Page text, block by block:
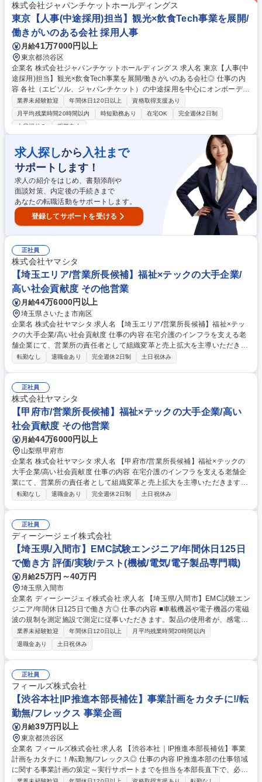
標とした中途採用、新規出店、M&Aの推進■データに基づく業務改善と生
産性向上、新サービスの企画実行■ビジョンの浸透とメンバーの育成・評
価 【業務の変更範囲】：当社業務全般 募集職種 【千葉エリア/営業所長候
補】福祉×テックの大手企業/高い社会貢献度
株式会社ジャパンチケットホールディングス
東京【人事(中途採用)担当】観光×飲食Tech事業を展開/
働きがいのある会社 採用人事
月給41万7000円以上
東京都渋谷区
企業名 株式会社ジャパンチケットホールディングス 求人名 東京【人事(中
途採用)担当】観光×飲食Tech事業を展開/働きがいのある会社◎ 仕事の内
容 各社（エビソル、ジャパンチケット）の中途採用を中心にオンボーディ
ングを担います。採用戦略は部門ごとに異なるため、部門の本部長クラス
を中心としたメンバー連携しながら、以下の業務を推進していただきま
す。 ▼採用戦略立案・実行：経営ボードとの折衝を通じて人員計画・採用
トリクルーティング：リファラル採用やダイレクトスカウトを活用し、質
の高い人材獲得を目指します▼データ分析/効果検証：ATSなどのデータを
活用し、採用活動の効果を検証。改善提案を行い、採用プロセスの最適化
を目指します。▼新規入社者向けオンボーディング施策の企画実行 募集職
種 東京【人事(中途採用)担当】観光×飲食Tech事業を展開/働きがいのある
会社◎
業界未経験歓迎 年間休日120日以上
資格取得支援あり
月平均残業時間20時間以内
時短勤務あり 在宅OK
完全週休2日制
土日祝休み
服装自由
求人探しから 入社まで
サポートします！
求人の紹介をはじめ、書類添削や
面談対策、内定後の手続きまで
あなたの転職活動をサポートします。
登録してサポートを受ける
正社員
株式会社ヤマシタ
【埼玉エリア/営業所長候補】福祉×テックの大手企業/
高い社会貢献度 その他営業
月給44万6000円以上
埼玉県さいたま市南区
企業名 株式会社ヤマシタ 求人名 【埼玉エリア/営業所長候補】福祉×テッ
クの大手企業/高い社会貢献度 仕事の内容 在宅介護のインフラを支える老
舗企業にて、営業所の責任者として組織変革と売上拡大を主導いただきま
す。30名規模の組織運営と年率15％以上の拠点成長、採用や拠点開発、M
名規模の拠点の売上シェアNo.1実現に向けた戦略立案■年率15％成長を目
標とした中途採用、新規出店、M&Aの推進■データに基づく業務改善と生
産性向上、新サービスの企画実行■ビジョンの浸透とメンバーの育成・評
価 【業務の変更範囲】：当社業務全般 募集職種 【埼玉エリア/営業所長候
補】福祉×テックの大手企業/高い社会貢献度
転勤なし 退職金あり 完全週休2日制 土日祝休み
正社員
株式会社ヤマシタ
【甲府市/営業所長候補】福祉×テックの大手企業/高い
社会貢献度 その他営業
月給44万6000円以上
山梨県甲府市
企業名 株式会社ヤマシタ 求人名 【甲府市/営業所長候補】福祉×テックの
大手企業/高い社会貢献度 仕事の内容 在宅介護のインフラを支える老舗企
業にて、営業所の責任者として組織変革と売上拡大を主導いただきます。
30名規模の組織運営と年率15％以上の拠点成長、採用や拠点開発、M&A
模の拠点の売上シェアNo.1実現に向けた戦略立案■年率15％成長を目標と
した中途採用、新規出店、M&Aの推進■データに基づく業務改善と生産性
向上、新サービスの企画実行■ビジョンの浸透とメンバーの育成・評価
【業務の変更範囲】：当社業務全般 募集職種 【甲府市/営業所長候補】福
祉×テックの大手企業/高い社会貢献度
転勤なし 退職金あり 完全週休2日制 土日祝休み
正社員
ディーシージェイ株式会社
【埼玉県/入間市】EMC試験エンジニア/年間休日125日
で働き方 評価/実験/テスト(機械/電気/電子製品専門職)
月給25万円～40万円
埼玉県入間市
企業名 ディーシージェイ株式会社 求人名 【埼玉県/入間市】EMC試験エン
ジニア/年間休日125日で働き方◎ 仕事の内容 ■車載機器や電子機器の電磁
波の規制を測定施設で測定に従事いただきます。製品の使用者が、感電、
火災、やけど、機械的危険、化学的危険、放射線などの潜在的なハザード
（危険源）から適切に保護されていることを 保証することにより、製品が
市場に出るための重要な関門を守る役割を担っており、製品の品質と安全
性を確保し、社会の電波環境を維持するために不可欠な仕事です。 募集職
種 【埼玉県/入間市】EMC試験エンジニア/年間休日125日で働き方◎
業界未経験歓迎 年間休日120日以上
月平均残業時間20時間以内
退職金あり
土日祝休み
正社員
フィールズ株式会社
【渋谷本社|IP推進本部長補佐】事業計画をカタチに!/転
勤無/フレックス 事業企画
月給39万円以上
東京都渋谷区
企業名 フィールズ株式会社 求人名 【渋谷本社｜IP推進本部長補佐】事業
計画をカタチに！/転勤無/フレックス◎ 仕事の内容 IP推進本部の仕事領域
に関する事業計画の策定～実行サポートまでを担当を本部長直下で、必要
な情報収集・計画立案・関係部門との調整・オペレーション設計までを自